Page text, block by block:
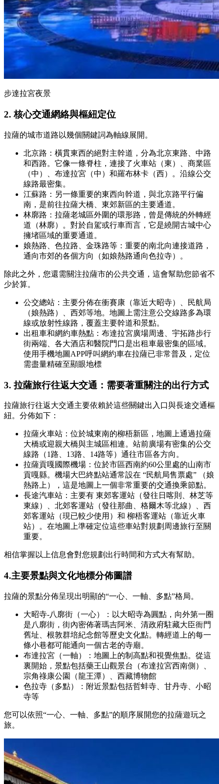
步達拉宮夜景
2.核心交通網絡與樞紐定位
拉薩的城市道路以幾個關鍵詞為軸線展開。
北京路：橫貫東西的絕對主幹道，分為北京東路、中路
和西路。它像一條脊柱，連接了火車站（東）、商業區
（中）、布達拉宮（中）和羅布林卡（西）。沿線公交
線路最密集。
江蘇路：另一條重要的東西向幹道，與北京路平行偏
南，是前往拉薩大橋、東郊新區的主要通道。
林廓路：拉薩老城區外圍的環形路，曾是傳統的外轉經
道（林廓）。對於自駕或行車而言，它是繞開古城中心
擁堵區域的重要通道。
娘熱路、色拉路、金珠路等：重要的南北向連接道路，
通向市郊的各個方向（如娘熱路通向色拉寺）。
除此之外，您還需關注拉薩市的公共交通，這會幫助您節省不
少於算。
公交總站：主要分佈在衝賽康（靠近大昭寺）、民航局
（娘熱路）、西郊等地。地圖上需注意公交線路多為環
線或放射性線路，覆蓋主要幹道和景點。
出租車和網約車熱點：布達拉宮廣場周邊、宇拓路步行
街兩端、各大酒店和醫院門口是出租車最密集的區域。
使用手機地圖APP呼叫網約車在拉薩已非常普及，定位
需盡量精確至顯眼地標
3. 拉薩旅行往返大交通：需要著重關注的出行方式
拉薩旅行往返大交通主要依賴於這些關鍵出入口與長途交通樞
紐。分佈如下：
拉薩火車站：位於城東南的柳梧新區，地圖上通過拉薩
大橋或迎親大橋與主城區相連。站前廣場有密集的公交
線路（1路、13路、14路等）通往市區各方向。
拉薩貢嘎國際機場：位於市區西南約60公里處的山南市
貢嘎縣。機場大巴終點站通常設在 “民航局售票處” （娘
熱路上），這是地圖上一個非常重要的交通換乘節點。
長途汽車站：主要有 東郊客運站（發往日喀則、林芝等
東線）、北郊客運站（發往那曲、格爾木等北線）、西
郊客運站（現已較少使用）和 柳梧客運站（靠近火車
站）。在地圖上準確定位這些車站對規劃周邊旅行至關
重要。
相信掌握以上信息會對您規劃出行時間和方式大有幫助。
4.主要景點與文化地標分佈圖譜
拉薩的景點分佈呈現出明顯的“一心、一軸、多點”格局。
大昭寺-八廓街（一心）：以大昭寺為圓點，向外第一圈
是八廓街，街內密佈著瑪吉阿米、清政府駐藏大臣衙門
舊址、根敦群培紀念館等歷史文化點。轉經道上的每一
條小巷都可能通向一個古老的寺廟。
布達拉宮（一軸）：地圖上的制高點和視覺焦點。從這
裏開始，景點包括藥王山觀景台（布達拉宮西南側）、
宗角祿康公園（龍王潭）、西藏博物館
色拉寺（多點）：附近景點包括哲蚌寺、甘丹寺、小昭
寺等
您可以依照“一心、一軸、多點”的順序展開您的拉薩遊玩之
旅。